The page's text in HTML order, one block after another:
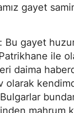
gayet
Bu gayet
ile
da­ima
olarak
mahrum